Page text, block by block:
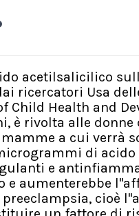
acetilsalicilico
ricercatori Usa
Health and
è rivolta alle
a cui verrà
di acido
e
e aumenterebbe
cioè